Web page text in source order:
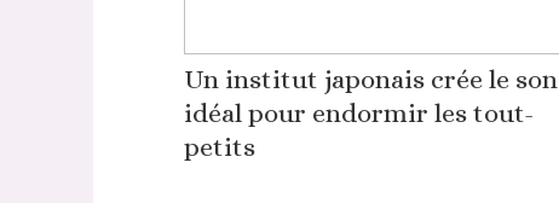
Un institut japonais crée le son
idéal pour endormir les tout-
petits